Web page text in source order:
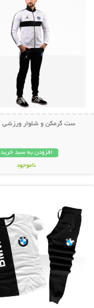
ست گرمکن و شلوار ورزشی SIMON
افزودن به سبد خرید
ناموجود